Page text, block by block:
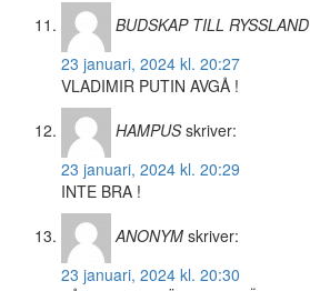
BUDSKAP TILL RYSSLAND
23 januari, 2024 kl. 20:27
VLADIMIR PUTIN AVGÅ !
HAMPUS skriver:
23 januari, 2024 kl. 20:29
INTE BRA !
ANONYM skriver:
23 januari, 2024 kl. 20:30